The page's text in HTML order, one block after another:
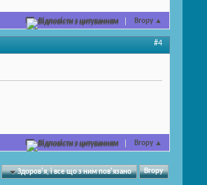
Відповісти з цитуванням Вгору ▲
#4
Відповісти з цитуванням Вгору ▲
Здоров'я, і ​​все що з ним пов'язано Вгору